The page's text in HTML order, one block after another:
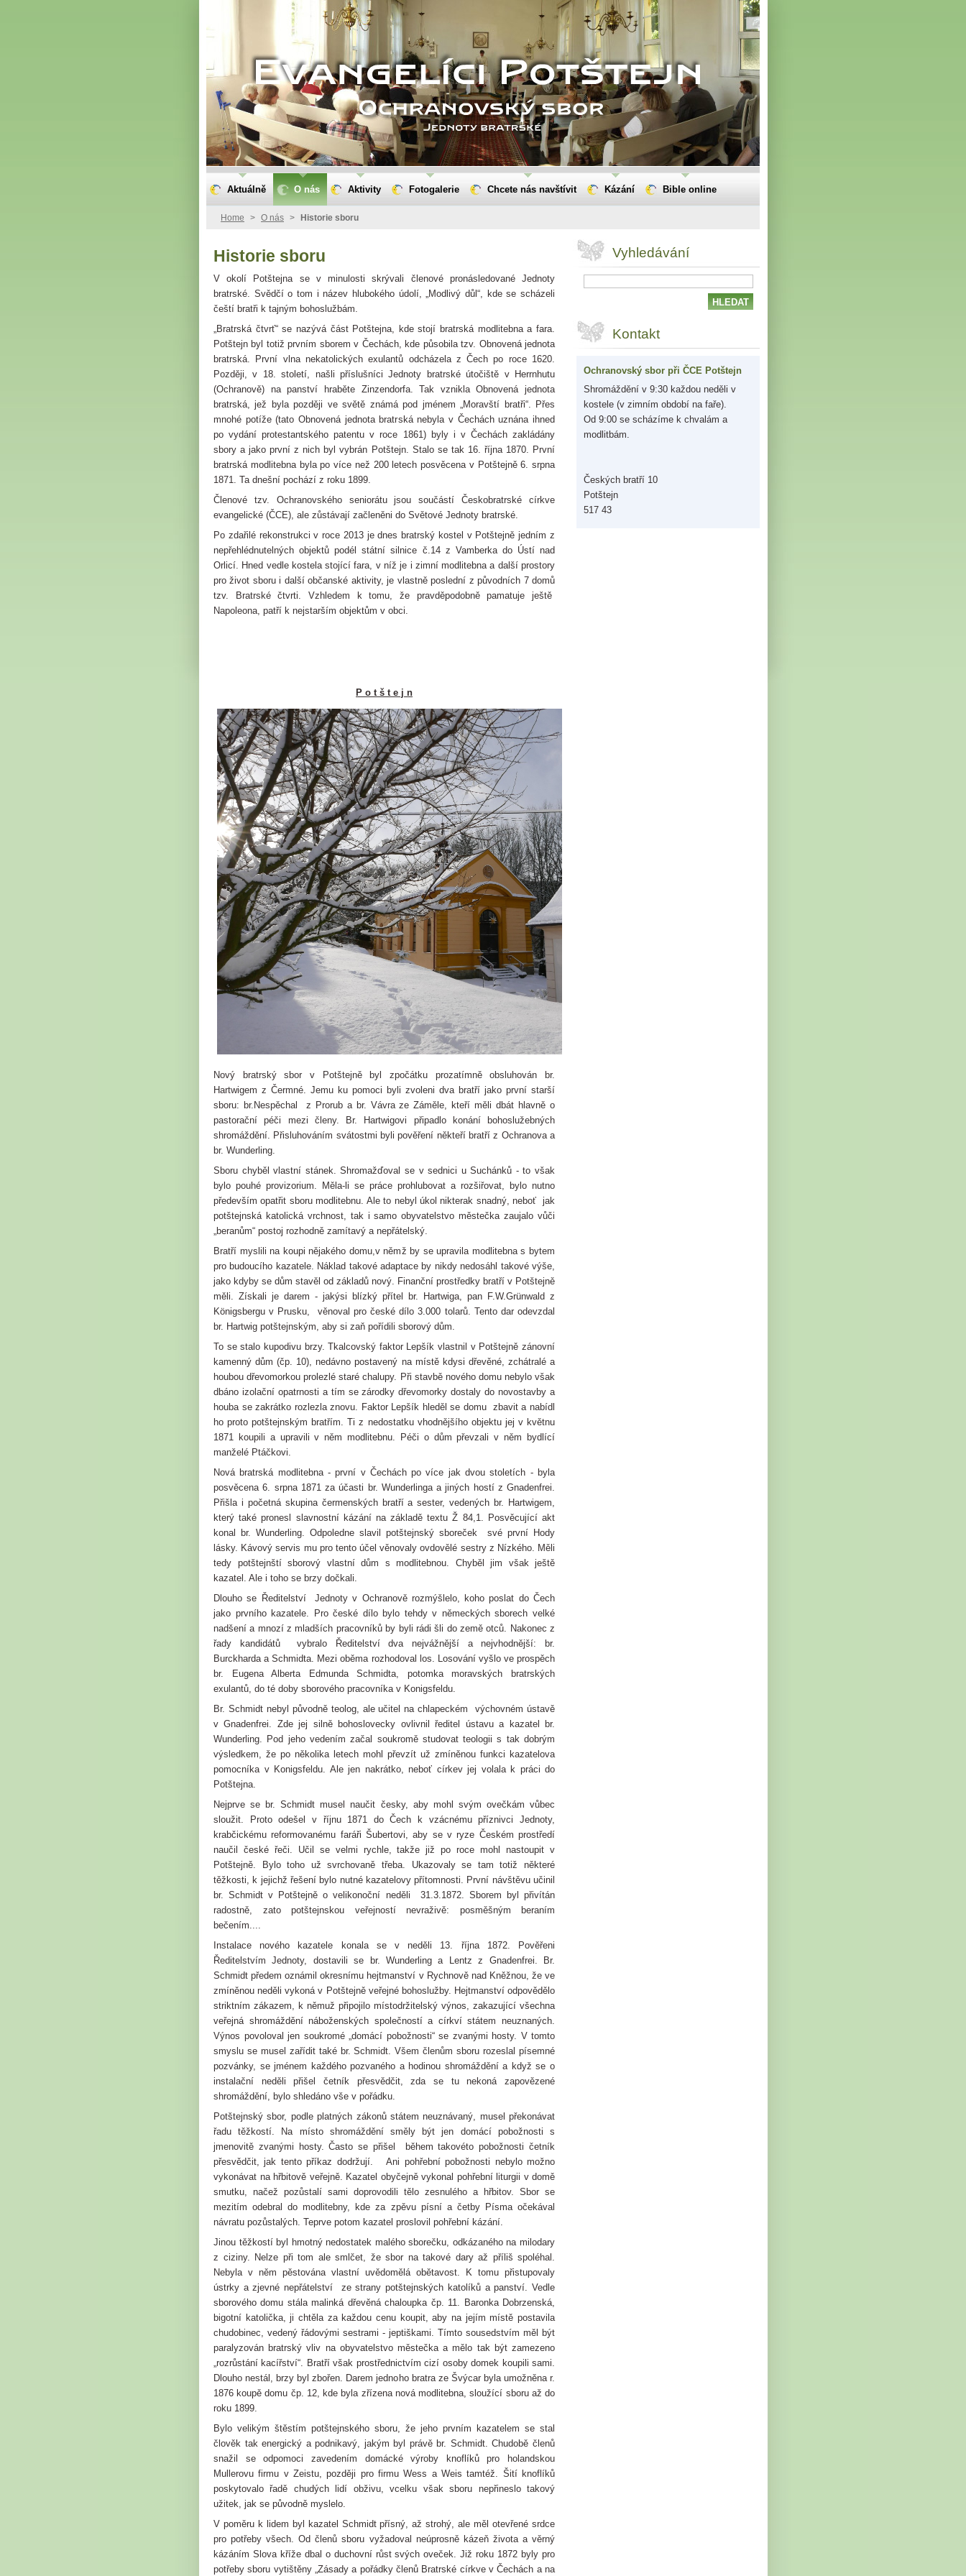
Home > O nás > Historie sboru
Historie sboru
V okolí Potštejna se v minulosti skrývali členové pronásledované Jednoty
bratrské. Svědčí o tom i název hlubokého údolí, „Modlivý důl“, kde se scházeli
čeští bratři k tajným bohoslužbám.
„Bratrská čtvrť“ se nazývá část Potštejna, kde stojí bratrská modlitebna a fara.
Potštejn byl totiž prvním sborem v Čechách, kde působila tzv. Obnovená jednota
bratrská. První vlna nekatolických exulantů odcházela z Čech po roce 1620.
Později, v 18. století, našli příslušníci Jednoty bratrské útočiště v Herrnhutu
(Ochranově) na panství hraběte Zinzendorfa. Tak vznikla Obnovená jednota
bratrská, jež byla později ve světě známá pod jménem „Moravští bratři“. Přes
mnohé potíže (tato Obnovená jednota bratrská nebyla v Čechách uznána ihned
po vydání protestantského patentu v roce 1861) byly i v Čechách zakládány
sbory a jako první z nich byl vybrán Potštejn. Stalo se tak 16. října 1870. První
bratrská modlitebna byla po více než 200 letech posvěcena v Potštejně 6. srpna
1871. Ta dnešní pochází z roku 1899.
Členové tzv. Ochranovského seniorátu jsou součástí Českobratrské církve
evangelické (ČCE), ale zůstávají začleněni do Světové Jednoty bratrské.
Po zdařilé rekonstrukci v roce 2013 je dnes bratrský kostel v Potštejně jedním z
nepřehlédnutelných objektů podél státní silnice č.14 z Vamberka do Ústí nad
Orlicí. Hned vedle kostela stojící fara, v níž je i zimní modlitebna a další prostory
pro život sboru i další občanské aktivity, je vlastně poslední z původních 7 domů
tzv. Bratrské čtvrti. Vzhledem k tomu, že pravděpodobně pamatuje ještě
Napoleona, patří k nejstarším objektům v obci.
P o t š t e j n
Nový bratrský sbor v Potštejně byl zpočátku prozatímně obsluhován br.
Hartwigem z Čermné. Jemu ku pomoci byli zvoleni dva bratří jako první starší
sboru: br.Nespěchal z Prorub a br. Vávra ze Záměle, kteří měli dbát hlavně o
pastorační péči mezi členy. Br. Hartwigovi připadlo konání bohoslužebných
shromáždění. Přisluhováním svátostmi byli pověření někteří bratří z Ochranova a
br. Wunderling.
Sboru chyběl vlastní stánek. Shromažďoval se v sednici u Suchánků - to však
bylo pouhé provizorium. Měla-li se práce prohlubovat a rozšiřovat, bylo nutno
především opatřit sboru modlitebnu. Ale to nebyl úkol nikterak snadný, neboť jak
potštejnská katolická vrchnost, tak i samo obyvatelstvo městečka zaujalo vůči
„beranům“ postoj rozhodně zamítavý a nepřátelský.
Bratří myslili na koupi nějakého domu,v němž by se upravila modlitebna s bytem
pro budoucího kazatele. Náklad takové adaptace by nikdy nedosáhl takové výše,
jako kdyby se dům stavěl od základů nový. Finanční prostředky bratří v Potštejně
měli. Získali je darem - jakýsi blízký přítel br. Hartwiga, pan F.W.Grünwald z
Königsbergu v Prusku, věnoval pro české dílo 3.000 tolarů. Tento dar odevzdal
br. Hartwig potštejnským, aby si zaň pořídili sborový dům.
To se stalo kupodivu brzy. Tkalcovský faktor Lepšík vlastnil v Potštejně zánovní
kamenný dům (čp. 10), nedávno postavený na místě kdysi dřevěné, zchátralé a
houbou dřevomorkou prolezlé staré chalupy. Při stavbě nového domu nebylo však
dbáno izolační opatrnosti a tím se zárodky dřevomorky dostaly do novostavby a
houba se zakrátko rozlezla znovu. Faktor Lepšík hleděl se domu zbavit a nabídl
ho proto potštejnským bratřím. Ti z nedostatku vhodnějšího objektu jej v květnu
1871 koupili a upravili v něm modlitebnu. Péči o dům převzali v něm bydlící
manželé Ptáčkovi.
Nová bratrská modlitebna - první v Čechách po více jak dvou stoletích - byla
posvěcena 6. srpna 1871 za účasti br. Wunderlinga a jiných hostí z Gnadenfrei.
Přišla i početná skupina čermenských bratří a sester, vedených br. Hartwigem,
který také pronesl slavnostní kázání na základě textu Ž 84,1. Posvěcující akt
konal br. Wunderling. Odpoledne slavil potštejnský sboreček své první Hody
lásky. Kávový servis mu pro tento účel věnovaly ovdovělé sestry z Nízkého. Měli
tedy potštejnští sborový vlastní dům s modlitebnou. Chyběl jim však ještě
kazatel. Ale i toho se brzy dočkali.
Dlouho se Ředitelství Jednoty v Ochranově rozmýšlelo, koho poslat do Čech
jako prvního kazatele. Pro české dílo bylo tehdy v německých sborech velké
nadšení a mnozí z mladších pracovníků by byli rádi šli do země otců. Nakonec z
řady kandidátů vybralo Ředitelství dva nejvážnější a nejvhodnější: br.
Burckharda a Schmidta. Mezi oběma rozhodoval los. Losování vyšlo ve prospěch
br. Eugena Alberta Edmunda Schmidta, potomka moravských bratrských
exulantů, do té doby sborového pracovníka v Konigsfeldu.
Br. Schmidt nebyl původně teolog, ale učitel na chlapeckém výchovném ústavě
v Gnadenfrei. Zde jej silně bohoslovecky ovlivnil ředitel ústavu a kazatel br.
Wunderling. Pod jeho vedením začal soukromě studovat teologii s tak dobrým
výsledkem, že po několika letech mohl převzít už zmíněnou funkci kazatelova
pomocníka v Konigsfeldu. Ale jen nakrátko, neboť církev jej volala k práci do
Potštejna.
Nejprve se br. Schmidt musel naučit česky, aby mohl svým ovečkám vůbec
sloužit. Proto odešel v říjnu 1871 do Čech k vzácnému příznivci Jednoty,
krabčickému reformovanému faráři Šubertovi, aby se v ryze Českém prostředí
naučil české řeči. Učil se velmi rychle, takže již po roce mohl nastoupit v
Potštejně. Bylo toho už svrchovaně třeba. Ukazovaly se tam totiž některé
těžkosti, k jejichž řešení bylo nutné kazatelovy přítomnosti. První návštěvu učinil
br. Schmidt v Potštejně o velikonoční neděli 31.3.1872. Sborem byl přivítán
radostně, zato potštejnskou veřejností nevraživě: posměšným beraním
bečením....
Instalace nového kazatele konala se v neděli 13. října 1872. Pověřeni
Ředitelstvím Jednoty, dostavili se br. Wunderling a Lentz z Gnadenfrei. Br.
Schmidt předem oznámil okresnímu hejtmanství v Rychnově nad Kněžnou, že ve
zmíněnou neděli vykoná v Potštejně veřejné bohoslužby. Hejtmanství odpovědělo
striktním zákazem, k němuž připojilo místodržitelský výnos, zakazující všechna
veřejná shromáždění náboženských společností a církví státem neuznaných.
Výnos povoloval jen soukromé „domácí pobožnosti“ se zvanými hosty. V tomto
smyslu se musel zařídit také br. Schmidt. Všem členům sboru rozeslal písemné
pozvánky, se jménem každého pozvaného a hodinou shromáždění a když se o
instalační neděli přišel četník přesvědčit, zda se tu nekoná zapovězené
shromáždění, bylo shledáno vše v pořádku.
Potštejnský sbor, podle platných zákonů státem neuznávaný, musel překonávat
řadu těžkostí. Na místo shromáždění směly být jen domácí pobožnosti s
jmenovitě zvanými hosty. Často se přišel během takovéto pobožnosti četník
přesvědčit, jak tento příkaz dodržují. Ani pohřební pobožnosti nebylo možno
vykonávat na hřbitově veřejně. Kazatel obyčejně vykonal pohřební liturgii v domě
smutku, načež pozůstalí sami doprovodili tělo zesnulého a hřbitov. Sbor se
mezitím odebral do modlitebny, kde za zpěvu písní a četby Písma očekával
návratu pozůstalých. Teprve potom kazatel proslovil pohřební kázání.
Jinou těžkostí byl hmotný nedostatek malého sborečku, odkázaného na milodary
z ciziny. Nelze při tom ale smlčet, že sbor na takové dary až příliš spoléhal.
Nebyla v něm pěstována vlastní uvědomělá obětavost. K tomu přistupovaly
ústrky a zjevné nepřátelství ze strany potštejnských katolíků a panství. Vedle
sborového domu stála malinká dřevěná chaloupka čp. 11. Baronka Dobrzenská,
bigotní katolička, ji chtěla za každou cenu koupit, aby na jejím místě postavila
chudobinec, vedený řádovými sestrami - jeptiškami. Tímto sousedstvím měl být
paralyzován bratrský vliv na obyvatelstvo městečka a mělo tak být zamezeno
„rozrůstání kacířství“. Bratří však prostřednictvím cizí osoby domek koupili sami.
Dlouho nestál, brzy byl zbořen. Darem jednoho bratra ze Švýcar byla umožněna r.
1876 koupě domu čp. 12, kde byla zřízena nová modlitebna, sloužící sboru až do
roku 1899.
Bylo velikým štěstím potštejnského sboru, že jeho prvním kazatelem se stal
člověk tak energický a podnikavý, jakým byl právě br. Schmidt. Chudobě členů
snažil se odpomoci zavedením domácké výroby knoflíků pro holandskou
Mullerovu firmu v Zeistu, později pro firmu Wess a Weis tamtéž. Šití knoflíků
poskytovalo řadě chudých lidí obživu, vcelku však sboru nepřineslo takový
užitek, jak se původně myslelo.
V poměru k lidem byl kazatel Schmidt přísný, až strohý, ale měl otevřené srdce
pro potřeby všech. Od členů sboru vyžadoval neúprosně kázeň života a věrný
kázáním Slova kříže dbal o duchovní růst svých oveček. Již roku 1872 byly pro
potřeby sboru vytištěny „Zásady a pořádky členů Bratrské církve v Čechách a na
Vyhledávání
Kontakt
Ochranovský sbor při ČCE Potštejn
Shromáždění v 9:30 každou neděli v
kostele (v zimním období na faře).
Od 9:00 se scházíme k chvalám a
modlitbám.
Českých bratří 10
Potštejn
517 43
Aktuálně O nás Aktivity Fotogalerie Chcete nás navštívit Kázání Bible online